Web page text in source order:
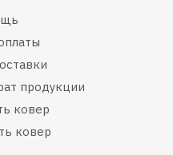
продукции
ковер
ковер